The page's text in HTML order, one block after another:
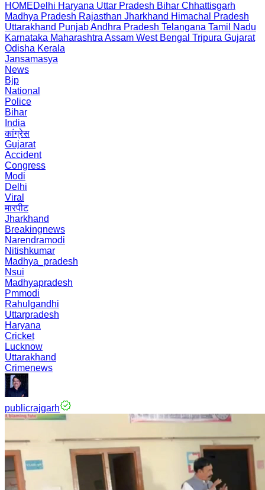
HOMEDelhi Haryana Uttar Pradesh Bihar Chhattisgarh
Madhya Pradesh Rajasthan Jharkhand Himachal Pradesh
Uttarakhand PunjabAndhra Pradesh Telangana Tamil Nadu
Karnataka Maharashtra Assam West Bengal Tripura Gujarat
Odisha Kerala
Jansamasya
News
Bjp
National
Police
Bihar
India
कांग्रेस
Gujarat
Accident
Congress
Modi
Delhi
Viral
मारपीट
Jharkhand
Breakingnews
Narendramodi
Nitishkumar
Madhya_pradesh
Nsui
Madhyapradesh
Pmmodi
Rahulgandhi
Uttarpradesh
Haryana
Cricket
Lucknow
Uttarakhand
Crimenews
publicrajgarh